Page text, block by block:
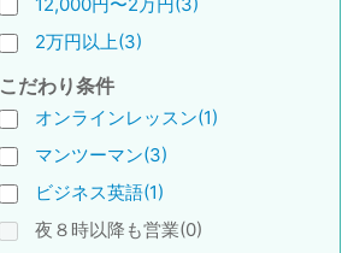
2万円以上(3)
こだわり条件
オンラインレッスン(1)
マンツーマン(3)
ビジネス英語(1)
夜８時以降も営業(0)